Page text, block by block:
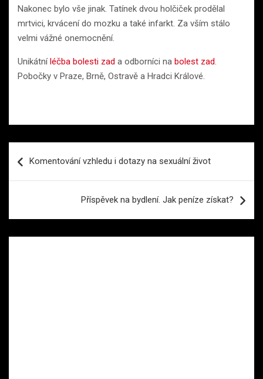
Nakonec bylo vše jinak. Tatínek dvou holčiček prodělal
mrtvici, krvácení do mozku a také infarkt. Za vším stálo
velmi vážné onemocnění.
Unikátníléčba bolesti zad a odborníci na bolest zad.
Pobočky v Praze, Brně, Ostravě a Hradci Králové.
proKomentování vzhledu i dotazy na sexuální život
Příspěvek na bydlení. Jak peníze získat?